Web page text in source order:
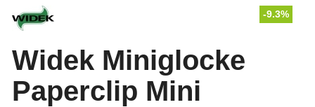
-9.3%
Widek Miniglocke
Paperclip Mini